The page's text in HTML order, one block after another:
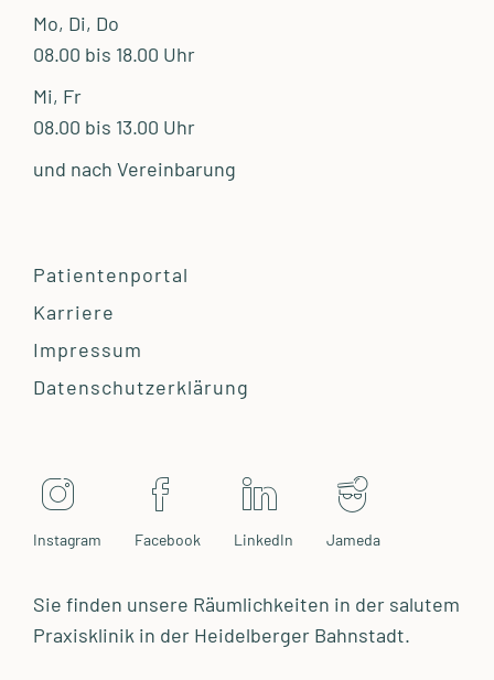
Mo, Di, Do
08.00 bis 18.00 Uhr
Mi, Fr
08.00 bis 13.00 Uhr
und nach Vereinbarung
Patientenportal
Karriere
Impressum
Datenschutzerklärung
Instagram Facebook LinkedIn Jameda
Sie finden unsere Räumlichkeiten in der salutem
Praxisklinik in der Heidelberger Bahnstadt.